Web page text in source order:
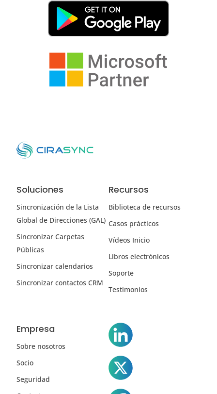
Soluciones
Sincronización de la Lista
Global de Direcciones (GAL)
Sincronizar Carpetas
Públicas
Sincronizar calendarios
Sincronizar contactos CRM
Recursos
Biblioteca de recursos
Casos prácticos
Vídeos Inicio
Libros electrónicos
Soporte
Testimonios
Empresa
Sobre nosotros
Socio
Seguridad